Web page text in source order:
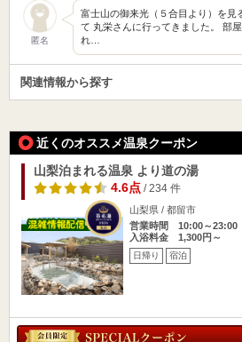
匿名
富士山の御来光（５合目より）を見
て 丸栄さんに行ってきました。 部
れ…
関連情報から探す
近くのオススメ温泉クーポン
山梨泊まれる温泉 より道の湯
4.6点/ 234 件
山梨県 / 都留市
営業時間 10:00～23:00
入浴料金 1,300円～
日帰り 宿泊